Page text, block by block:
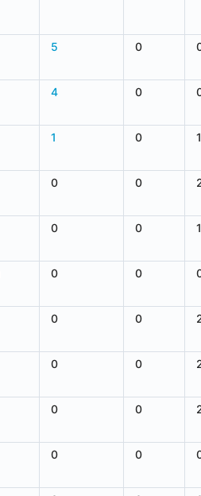
5 0
4 0
1 0
0 0
0 0
0 0
0 0
0 0
0 0
0 0